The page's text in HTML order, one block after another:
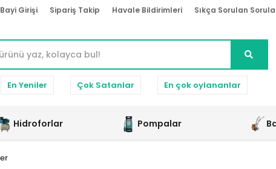
Bayi Girişi Sipariş Takip Havale Bildirimleri Sıkça Sorulan
En Yeniler Çok Satanlar En çok oylananlar
Hidroforlar Pompalar